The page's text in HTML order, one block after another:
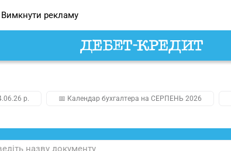
Вимкнути рекламу
р. 📅 Календар бухгалтера на СЕРПЕНЬ 2026